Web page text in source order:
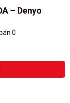
– Denyo
0